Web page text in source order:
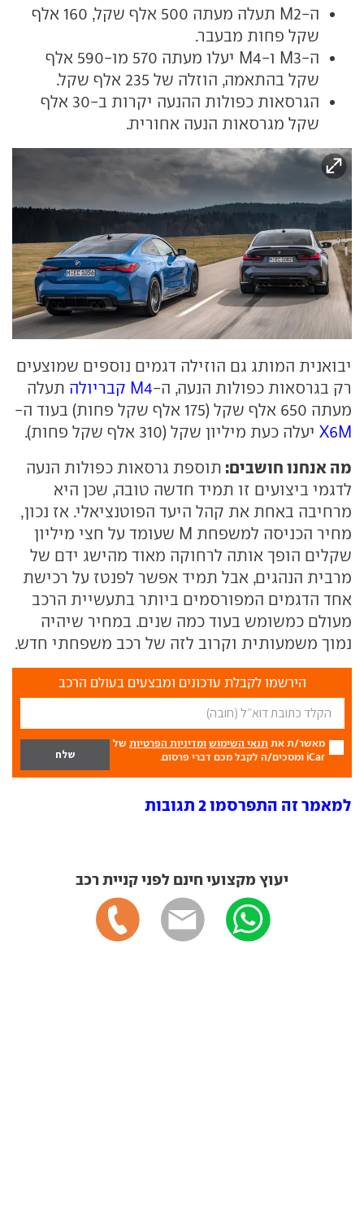
ה-M2 תעלה מעתה 500 אלף שקל, 160 אלף
שקל פחות מבעבר.
ה-M3 ו-M4 יעלו מעתה 570 מו-590 אלף
שקל בהתאמה, הוזלה של 235 אלף שקל.
הגרסאות כפולות ההנעה יקרות ב-30 אלף
שקל מגרסאות הנעה אחורית.
יבואנית המותג גם הוזילה דגמים נוספים שמוצעים
רק בגרסאות כפולות הנעה, ה-M4 קבריולה
תעלה
מעתה 650 אלף שקל (175 אלף שקל פחות) בעוד ה-
X6M יעלה כעת מיליון שקל (310 אלף שקל פחות).
מה אנחנו חושבים: תוספת גרסאות כפולות הנעה
לדגמי ביצועים זו תמיד חדשה טובה, שכן היא
מרחיבה באחת את קהל היעד הפוטנציאלי. אז נכון,
מחיר הכניסה למשפחת M שעומד על חצי מיליון
שקלים הופך אותה לרחוקה מאוד מהישג ידם של
מרבית הנהגים, אבל תמיד אפשר לפנטז על רכישת
אחד הדגמים המפורסמים ביותר בתעשיית הרכב
מעולם כמשומש בעוד כמה שנים. במחיר שיהיה
נמוך משמעותית וקרוב לזה של רכב משפחתי חדש.
הירשמו לקבלת עדכונים ומבצעים בעולם הרכב
מאשר/ת את תנאי השימוש ומדיניות הפרטיות של
iCar ומסכים/ה לקבל מכם דברי פרסום.
למאמר זה התפרסמו 2 תגובות
יעוץ מקצועי חינם לפני קניית רכב